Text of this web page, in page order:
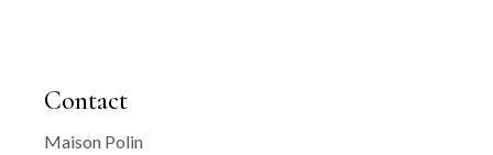
Contact
Maison Polin